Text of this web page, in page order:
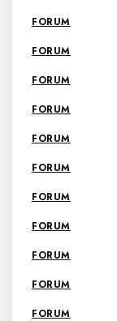
FORUM
FORUM
FORUM
FORUM
FORUM
FORUM
FORUM
FORUM
FORUM
FORUM
FORUM